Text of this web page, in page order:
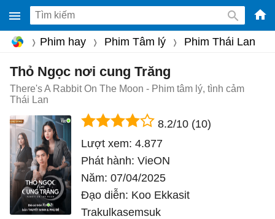
-
Phim hay Phim Tâm lý Phim Thái Lan
Thỏ Ngọc nơi cung Trăng
There's A Rabbit On The Moon - Phim tâm lý, tình cảm
Thái Lan
8.2/10 (10)
Lượt xem: 4.877
Phát hành: VieON
Năm: 07/04/2025
Đạo diễn: Koo Ekkasit
Trakulkasemsuk